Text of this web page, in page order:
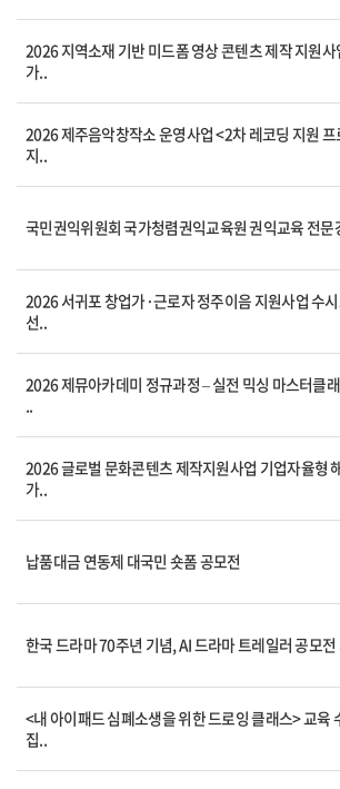
2026 지역소재 기반 미드폼 영상 콘텐츠 제작 지원사
가..
2026 제주음악창작소 운영사업 <2차 레코딩 지원 프
지..
국민권익위원회 국가청렴권익교육원 권익교육 전문
2026 서귀포 창업가·근로자 정주이음 지원사업 수
선..
2026 제뮤아카데미 정규과정 – 실전 믹싱 마스터클
..
2026 글로벌 문화콘텐츠 제작지원사업 기업자율형
가..
납품대금 연동제 대국민 숏폼 공모전
한국 드라마 70주년 기념, AI 드라마 트레일러 공모전
<내 아이패드 심폐소생을 위한 드로잉 클래스> 교육
집..